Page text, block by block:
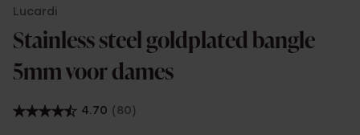
Lucardi
Stainless steel goldplated bangle
5mm voor dames
4.70 (80)